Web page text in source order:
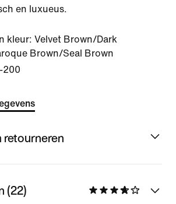
en luxueus.
kleur: Velvet Brown/Dark
Brown/Seal Brown
200
retourneren
(22)